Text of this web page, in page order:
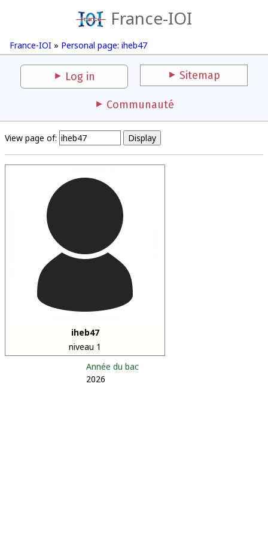
France-IOI
France-IOI » Personal page: iheb47
Log in Sitemap
Communauté
View page of:
iheb47
niveau 1
Année du bac
2026